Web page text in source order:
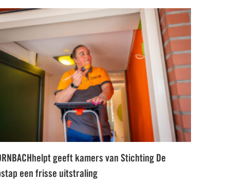
geeft kamers van Stichting De
een frisse uitstraling